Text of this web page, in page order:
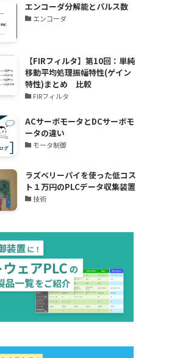
エンコーダ分解能とパルス数
エンコーダ
【FIRフィルタ】第10回：単純
移動平均処理振幅特性(ゲイン
特性)まとめ 比較
FIRフィルタ
ACサーボモータとDCサーボモ
ータの違い
モータ制御
ラズベリーパイを使った低コス
ト１万円のPLCデータ収集装置
技術